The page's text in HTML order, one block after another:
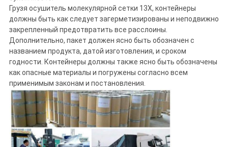
Грузя осушитель молекулярной сетки 13X, контейнеры
должны быть как следует загерметизированы и неподвижно
закрепленный предотвратить все расслоины.
Дополнительно, пакет должен ясно быть обозначен с
названием продукта, датой изготовления, и сроком
годности. Контейнеры должны также ясно быть обозначены
как опасные материалы и погружены согласно всем
применимым законам и постановления.